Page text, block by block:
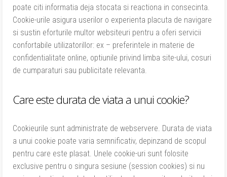
poate citi informatia deja stocata si reactiona in consecinta.
Cookie-urile asigura userilor o experienta placuta de navigare
si sustin eforturile multor websiteuri pentru a oferi servicii
confortabile utilizatorillor: ex – preferintele in materie de
confidentialitate online, optiunile privind limba site-ului, cosuri
de cumparaturi sau publicitate relevanta.
Care este durata de viata a unui cookie?
Cookieurile sunt administrate de webservere. Durata de viata
a unui cookie poate varia semnificativ, depinzand de scopul
pentru care este plasat. Unele cookie-uri sunt folosite
exclusive pentru o singura sesiune (session cookies) si nu